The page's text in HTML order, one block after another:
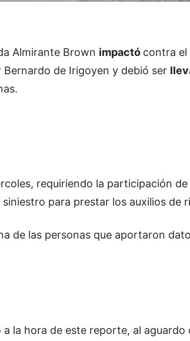
Almirante Brown impactó contra el
de Irigoyen y debió ser
requiriendo la participación de
para prestar los auxilios de
de las personas que aportaron
la hora de este reporte, al aguardo